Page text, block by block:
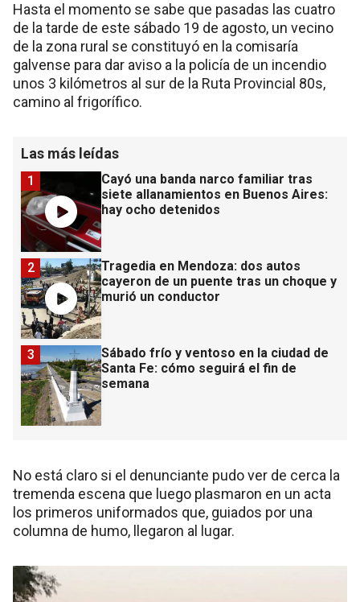
Hasta el momento se sabe que pasadas las cuatro
de la tarde de este sábado 19 de agosto, un vecino
de la zona rural se constituyó en la comisaría
galvense para dar aviso a la policía de un incendio
unos 3 kilómetros al sur de la Ruta Provincial 80s,
camino al frigorífico.
Las más leídas
Cayó una banda narco familiar tras
siete allanamientos en Buenos Aires:
hay ocho detenidos
1
Tragedia en Mendoza: dos autos
cayeron de un puente tras un choque y
murió un conductor
2
Sábado frío y ventoso en la ciudad de
Santa Fe: cómo seguirá el fin de
semana
3
No está claro si el denunciante pudo ver de cerca la
tremenda escena que luego plasmaron en un acta
los primeros uniformados que, guiados por una
columna de humo, llegaron al lugar.